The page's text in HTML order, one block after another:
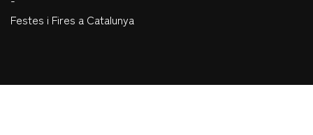
Festes i Fires a Catalunya